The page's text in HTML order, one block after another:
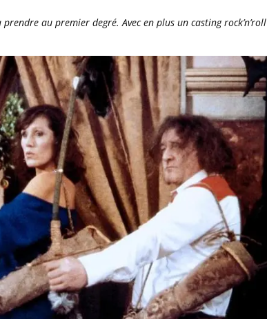
au premier degré. Avec en plus un casting rock’n’roll